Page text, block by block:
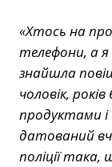
«Хтось на
телефони, а
знайшла
чоловік,
продуктами і
датований
поліції